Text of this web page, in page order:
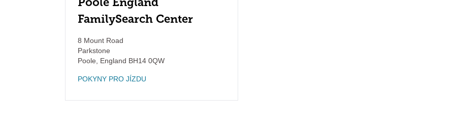
FamilySearch Center
8 Mount Road
Parkstone
Poole
England BH14 0QW
POKYNY PRO JÍZDU